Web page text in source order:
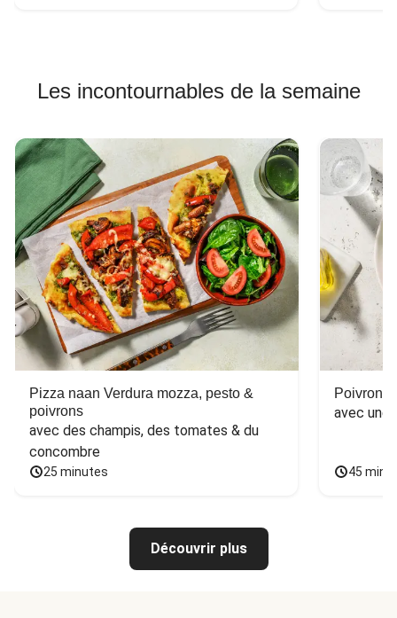
Les incontournables de la semaine
Pizza naan Verdura mozza, pesto &
poivrons
avec des champis, des tomates & du
concombre
25 minutes
Poivron
avec une
45
Découvrir plus